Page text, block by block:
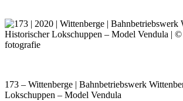
173 – Wittenberge | Bahnbetriebswerk
Lokschuppen – Model Vendula